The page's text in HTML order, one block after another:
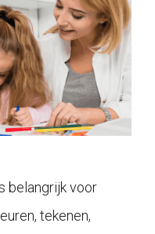
belangrijk voor
tekenen,